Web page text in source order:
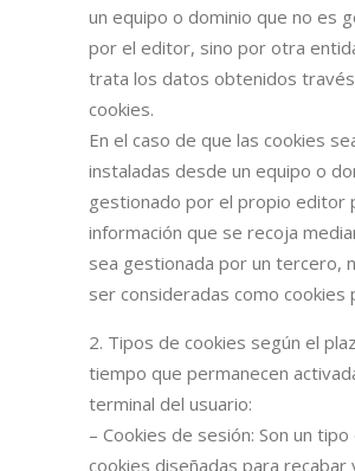
un equipo o dominio que no es
por el editor, sino por otra
trata los datos obtenidos
cookies.
En el caso de que las cookies
instaladas desde un equipo o
gestionado por el propio editor
información que se recoja
sea gestionada por un tercero,
ser consideradas como cookies
2. Tipos de cookies según el
tiempo que permanecen
terminal del usuario:
– Cookies de sesión: Son un tipo
cookies diseñadas para recabar